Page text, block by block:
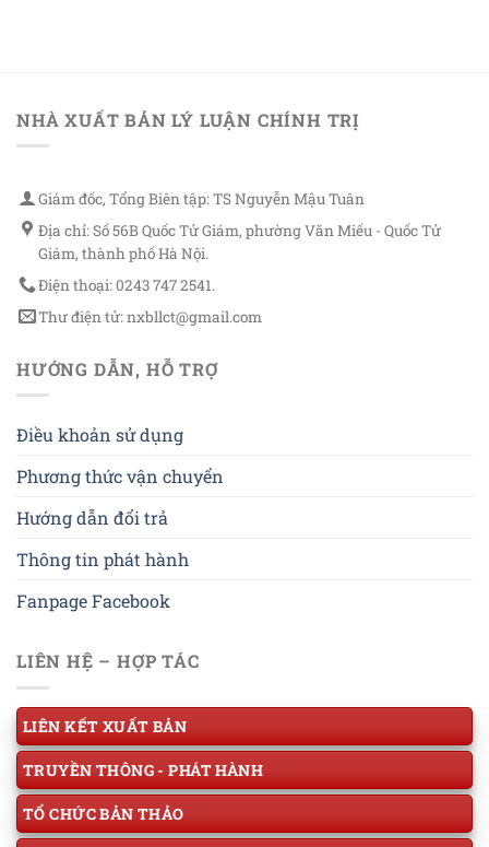
NHÀ XUẤT BẢN LÝ LUẬN CHÍNH TRỊ
Giám đốc, Tổng Biên tập: TS Nguyễn Mậu Tuân
Địa chỉ: Số 56B Quốc Tử Giám, phường Văn Miếu - Quốc Tử
Giám, thành phố Hà Nội.
Điện thoại: 0243 747 2541.
Thư điện tử: nxbllct@gmail.com
HƯỚNG DẪN, HỖ TRỢ
Điều khoản sử dụng
Phương thức vận chuyển
Hướng dẫn đổi trả
Thông tin phát hành
Fanpage Facebook
LIÊN HỆ – HỢP TÁC
LIÊN KẾT XUẤT BẢN
TRUYỀN THÔNG - PHÁT HÀNH
TỔ CHỨC BẢN THẢO